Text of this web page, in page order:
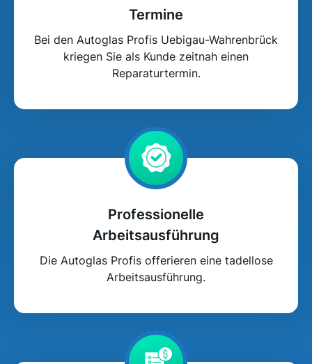
Termine
Bei den Autoglas Profis Uebigau-Wahrenbrück
kriegen Sie als Kunde zeitnah einen
Reparaturtermin.
Professionelle
Arbeitsausführung
Die Autoglas Profis offerieren eine tadellose
Arbeitsausführung.